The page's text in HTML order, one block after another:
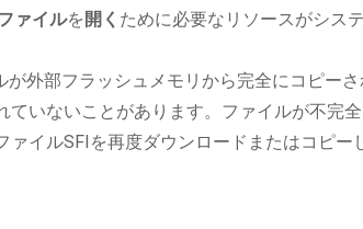
ァイルを 開く ために必要なリソースがシス
外部フラッシュメモリから完全にコピー
いないことがあります。ファイルが不完
イルSFIを再度ダウンロードまたはコピー